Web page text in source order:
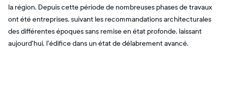
la région. Depuis cette période de nombreuses phases de travaux
ont été entreprises, suivant les recommandations architecturales
des différentes époques sans remise en état profonde, laissant
aujourd'hui, l'édifice dans un état de délabrement avancé.